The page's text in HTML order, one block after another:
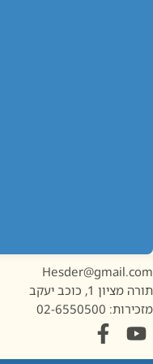
1, כוכב יעקב
02-6550500